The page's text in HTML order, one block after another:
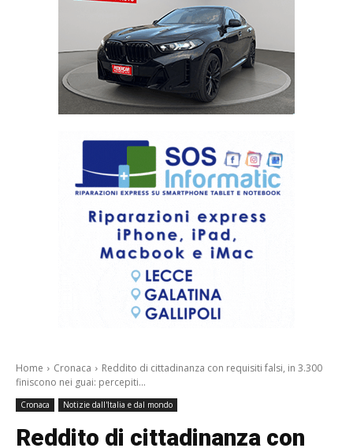
Home Cronaca
Reddito di cittadinanza con requisiti falsi, in 3.300
finiscono nei guai: percepiti...
Cronaca Notizie dall'Italia e dal mondo
Reddito di cittadinanza con